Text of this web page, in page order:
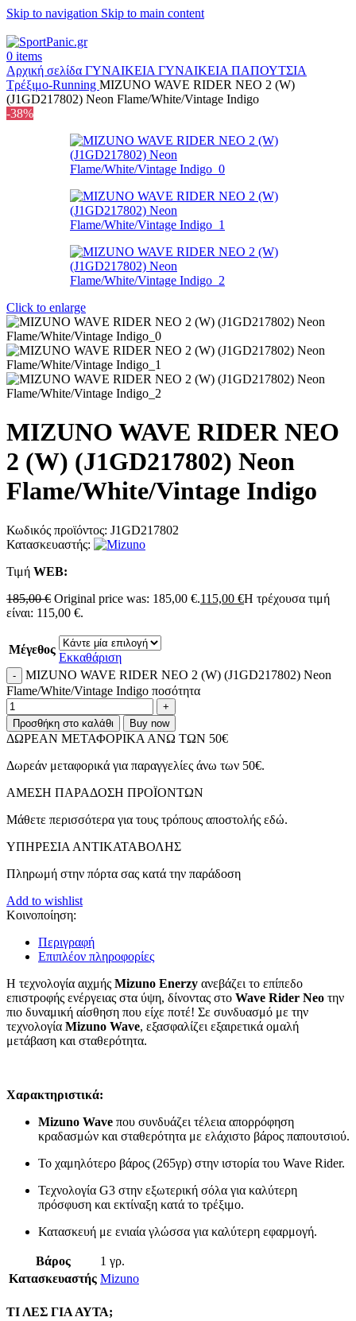
Skip to navigation Skip to main content
0 items
Αρχική σελίδα ΓΥΝΑΙΚΕΙΑ ΓΥΝΑΙΚΕΙΑ ΠΑΠΟΥΤΣΙΑ
Τρέξιμο-Running MIZUNO WAVE RIDER NEO 2 (W)
(J1GD217802) Neon Flame/White/Vintage Indigo
-38%
Click to enlarge
MIZUNO WAVE RIDER NEO
2 (W) (J1GD217802) Neon
Flame/White/Vintage Indigo
Κωδικός προϊόντος: J1GD217802
Κατασκευαστής:
Τιμή WΕΒ:
185,00€ Original price was: 185,00 €.115,00 €Η τρέχουσα τιμή
είναι: 115,00 €.
Μέγεθος
Εκκαθάριση
MIZUNO WAVE RIDER NEO 2 (W) (J1GD217802) Neon
Flame/White/Vintage Indigo ποσότητα
Προσθήκη στο καλάθι Buy now
ΔΩΡΕΑΝ ΜΕΤΑΦΟΡΙΚΑ ΑΝΩ ΤΩΝ 50€
Δωρεάν μεταφορικά για παραγγελίες άνω των 50€.
ΑMEΣΗ ΠΑΡΑΔΟΣΗ ΠΡΟΪΟΝΤΩΝ
Μάθετε περισσότερα για τους τρόπους αποστολής εδώ.
ΥΠΗΡΕΣΙΑ ΑΝΤΙΚΑΤΑΒΟΛΗΣ
Πληρωμή στην πόρτα σας κατά την παράδοση
Add to wishlist
Κοινοποίηση:
Περιγραφή
Επιπλέον πληροφορίες
Η τεχνολογία αιχμής Mizuno Enerzy ανεβάζει το επίπεδο
επιστροφής ενέργειας στα ύψη, δίνοντας στο Wave Rider Neo την
πιο δυναμική αίσθηση που είχε ποτέ! Σε συνδυασμό με την
τεχνολογία Mizuno Wave, εξασφαλίζει εξαιρετικά ομαλή
μετάβαση και σταθερότητα.
Χαρακτηριστικά:
Mizuno Wave που συνδυάζει τέλεια απορρόφηση
κραδασμών και σταθερότητα με ελάχιστο βάρος παπουτσιού.
Το χαμηλότερο βάρος (265γρ) στην ιστορία του Wave Rider.
Τεχνολογία G3 στην εξωτερική σόλα για καλύτερη
πρόσφυση και εκτίναξη κατά το τρέξιμο.
Κατασκευή με ενιαία γλώσσα για καλύτερη εφαρμογή.
Βάρος
1 γρ.
Κατασκευαστής Mizuno
ΤΙ ΛΕΣ ΓΙΑ ΑΥΤΑ;